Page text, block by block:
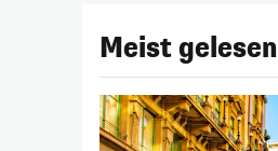
Meist gelesen